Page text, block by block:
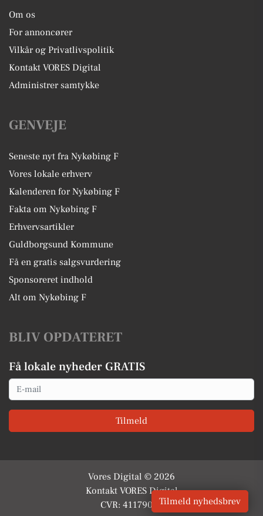
Om os
For annoncører
Vilkår og Privatlivspolitik
Kontakt VORES Digital
Administrer samtykke
GENVEJE
Seneste nyt fra Nykøbing F
Vores lokale erhverv
Kalenderen for Nykøbing F
Fakta om Nykøbing F
Erhvervsartikler
Guldborgsund Kommune
Få en gratis salgsvurdering
Sponsoreret indhold
Alt om Nykøbing F
BLIV OPDATERET
Få lokale nyheder GRATIS
Email
Tilmeld
Vores Digital © 2026
Kontakt VORES Digital
CVR: 41179082Tilmeld nyhedsbrev